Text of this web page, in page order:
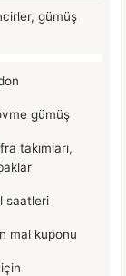
gümüş
gümüş
takımları,
saatleri
mal kuponu